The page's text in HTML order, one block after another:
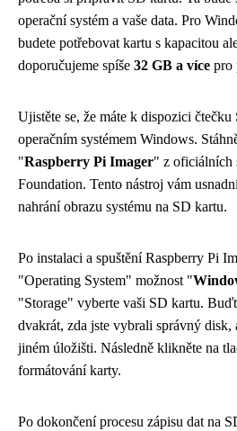
operační systém a vaše data. Pro
budete potřebovat kartu s kapacitou
doporučujeme spíše 32 GB a více pro
Ujistěte se, že máte k dispozici čtečku
operačním systémem Windows.
"Raspberry Pi Imager" z oficiálních
Foundation. Tento nástroj vám
nahrání obrazu systému na SD kartu.
Po instalaci a spuštění Raspberry Pi
"Operating System" možnost "
"Storage" vyberte vaši SD kartu.
dvakrát, zda jste vybrali správný disk,
jiném úložišti. Následně klikněte na
formátování karty.
Po dokončení procesu zápisu dat na